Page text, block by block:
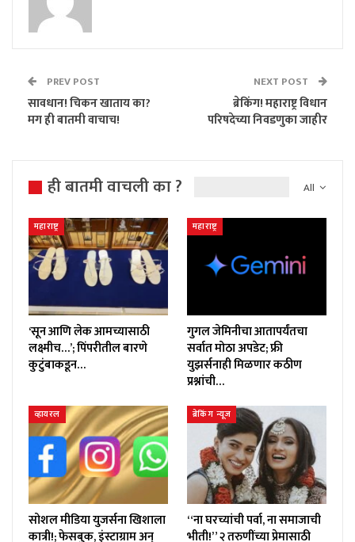
PREV POST
सावधान! चिकन खाताय का?
मग ही बातमी वाचाच!
NEXT POST
ब्रेकिंग! महाराष्ट्र विधान
परिषदेच्या निवडणुका जाहीर
All
ही बातमी वाचली का ?
महाराष्ट्र
‘सून आणि लेक आमच्यासाठी
लक्ष्मीच…’; पिंपरीतील बारणे
कुटुंबाकडून…
महाराष्ट्र
गुगल जेमिनीचा आतापर्यंतचा
सर्वात मोठा अपडेट; फ्री
युझर्सनाही मिळणार कठीण
प्रश्नांची…
व्हायरल
सोशल मीडिया युजर्सना खिशाला
कात्री!; फेसबुक, इंस्टाग्राम अन्
ब्रेकिंग न्यूज
“ना घरच्यांची पर्वा, ना समाजाची
भीती!” २ तरुणींच्या प्रेमासाठी